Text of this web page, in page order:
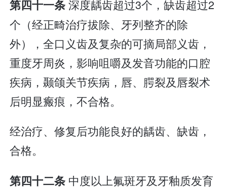
第四十一条深度龋齿超过3个，缺齿超过2
个（经正畸治疗拔除、牙列整齐的除
外），全口义齿及复杂的可摘局部义齿，
重度牙周炎，影响咀嚼及发音功能的口腔
疾病，颞颌关节疾病，唇、腭裂及唇裂术
后明显瘢痕，不合格。
经治疗、修复后功能良好的龋齿、缺齿，
合格。
第四十二条 中度以上氟斑牙及牙釉质发育